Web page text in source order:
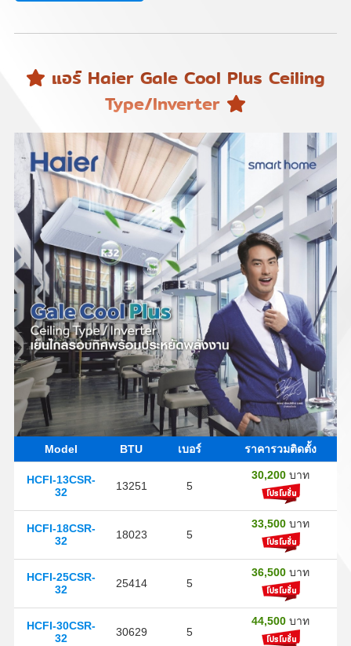
แอร์ Haier Gale Cool Plus Ceiling
Type/Inverter
Model BTU เบอร์ ราคารวมติดตั้ง
HCFI-13CSR-
32
13251 5
30,200 บาท
HCFI-18CSR-
32
18023 5
33,500 บาท
HCFI-25CSR-
32
25414 5
36,500 บาท
HCFI-30CSR-
32
30629 5
44,500 บาท